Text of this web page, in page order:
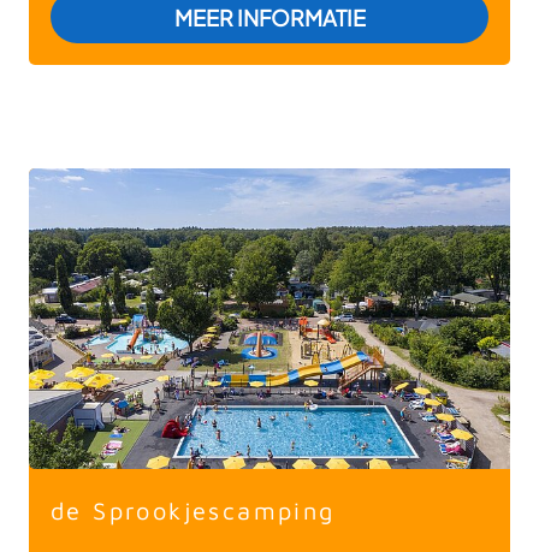
MEER INFORMATIE:
de Sprookjescamping